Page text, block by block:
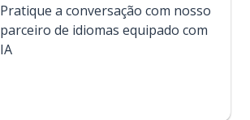
Pratique a conversação com nosso
parceiro de idiomas equipado com
IA